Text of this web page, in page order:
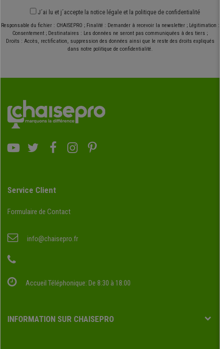
J´ai lu et j´accepte la notice légale et la politique de confidentialité
Responsable du fichier : CHAISEPRO ; Finalité : Demander à recevoir la newsletter ; Légitimation :
Consentement ; Destinataires : Les données ne seront pas communiquées à des tiers ;
Droits : Accès, rectification, suppression des données ainsi que le reste des droits expliqués
dans notre politique de confidentialité.
Service Client
Formulaire de Contact
info@chaisepro.fr
Accueil Téléphonique: De 8:30 à 18:00
INFORMATION SUR CHAISEPRO